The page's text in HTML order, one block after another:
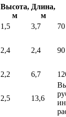
Высота,
м
Длина,
м
1,5 3,7
2,4 2,4
2,2 6,7
2,5 13,6